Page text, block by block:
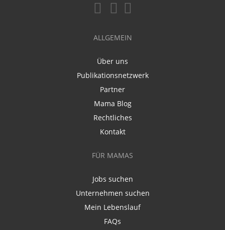
ALLGEMEIN
Über uns
Publikationsnetzwerk
Partner
Mama Blog
Rechtliches
Kontakt
FÜR MAMAS
Jobs suchen
Unternehmen suchen
Mein Lebenslauf
FAQs